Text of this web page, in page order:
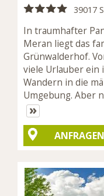
39017
In traumhafter
Meran liegt das
Grünwalderhof.
viele Urlauber ein
Wandern in die
Umgebung. Aber
»
ANFRAGEN